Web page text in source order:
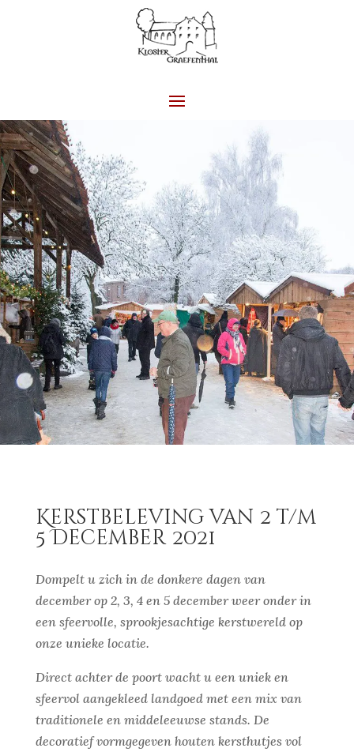
Kerstbeleving van 2 t/m
5 December 2021
Dompelt u zich in de donkere dagen van
december op 2, 3, 4 en 5 december weer onder in
een sfeervolle, sprookjesachtige kerstwereld op
onze unieke locatie.
Direct achter de poort wacht u een uniek en
sfeervol aangekleed landgoed met een mix van
traditionele en middeleeuwse stands. De
decoratief vormgegeven houten kersthutjes vol